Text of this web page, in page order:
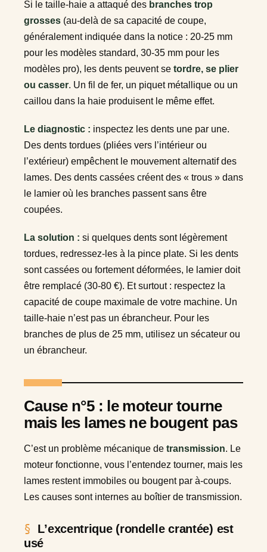
Si le taille-haie a attaqué des branches trop
grosses (au-delà de sa capacité de coupe,
généralement indiquée dans la notice : 20-25 mm
pour les modèles standard, 30-35 mm pour les
modèles pro), les dents peuvent se tordre, se plier
ou casser. Un fil de fer, un piquet métallique ou un
caillou dans la haie produisent le même effet.
Le diagnostic : inspectez les dents une par une.
Des dents tordues (pliées vers l’intérieur ou
l’extérieur) empêchent le mouvement alternatif des
lames. Des dents cassées créent des « trous » dans
le lamier où les branches passent sans être
coupées.
La solution : si quelques dents sont légèrement
tordues, redressez-les à la pince plate. Si les dents
sont cassées ou fortement déformées, le lamier doit
être remplacé (30-80 €). Et surtout : respectez la
capacité de coupe maximale de votre machine. Un
taille-haie n’est pas un ébrancheur. Pour les
branches de plus de 25 mm, utilisez un sécateur ou
un ébrancheur.
Cause n°5 : le moteur tourne
mais les lames ne bougent pas
C’est un problème mécanique de transmission. Le
moteur fonctionne, vous l’entendez tourner, mais les
lames restent immobiles ou bougent par à-coups.
Les causes sont internes au boîtier de transmission.
L’excentrique (rondelle crantée) est
usé